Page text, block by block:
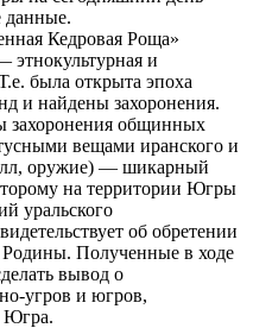
данные.
Кедровая Роща»
и
была открыта эпоха
и найдены захоронения.
захоронения общинных
вещами иранского и
оружие) — шикарный
на территории Югры
уральского
об обретении
Полученные в ходе
вывод о
угров и югров,
Югра.